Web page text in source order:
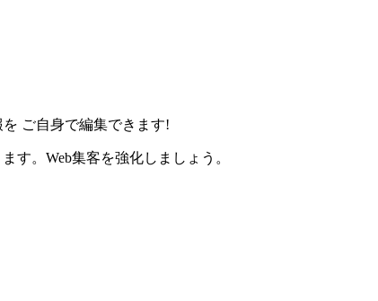
を ご自身で編集できます!
す。Web集客を強化しましょう。